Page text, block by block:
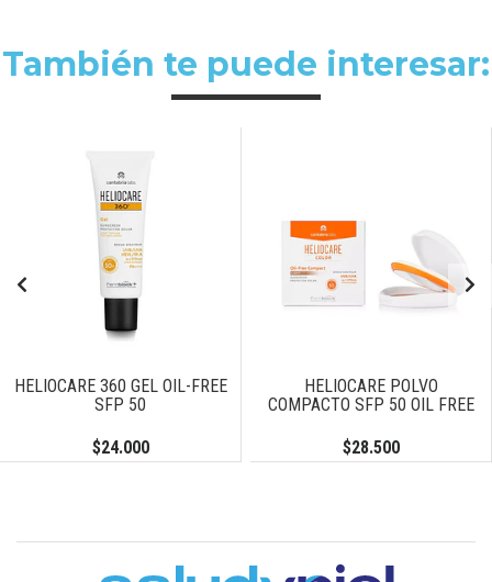
También te puede interesar:
HELIOCARE 360 GEL OIL-FREE
SFP 50
$24.000
HELIOCARE POLVO
COMPACTO SFP 50 OIL FREE
$28.500